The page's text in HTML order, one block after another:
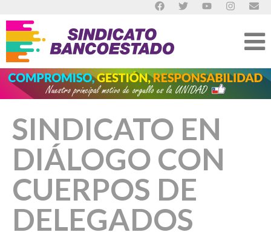
SINDICATO EN
DIÁLOGO CON
CUERPOS DE
DELEGADOS